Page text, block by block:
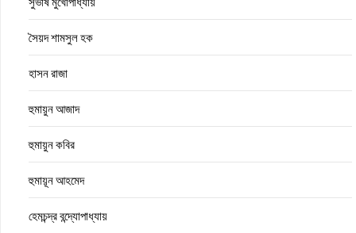
সৈয়দ শামসুল হক
হাসন রাজা
হুমায়ুন আজাদ
হুমায়ুন কবির
হুমায়ূন আহমেদ
হেমচন্দ্র বন্দ্যোপাধ্যায়